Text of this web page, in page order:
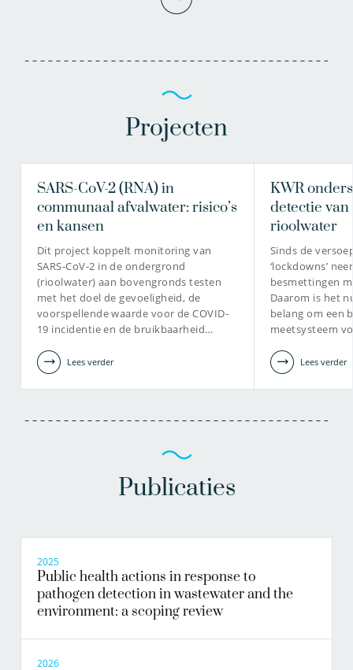
prof.dr. Gertjan
Medema
030-6069653
Projecten
SARS-CoV-2 (RNA) in
communaal afvalwater: risico’s
en kansen
Dit project koppelt monitoring van
SARS-CoV-2 in de ondergrond
(rioolwater) aan bovengronds testen
met het doel de gevoeligheid, de
voorspellende waarde voor de COVID-
19 incidentie en de bruikbaarheid…
Lees verder
KWR
detectie van
rioolwater
Sinds de
‘lockdowns’
besmettingen
Daarom is het
belang om een
meetsysteem
Lees verder
Publicaties
2025
Public health actions in response to
pathogen detection in wastewater and the
environment: a scoping review
2026